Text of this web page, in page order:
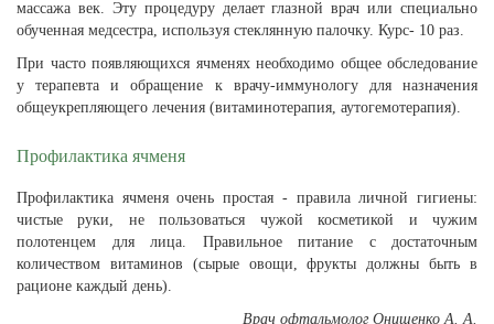
массажа век. Эту процедуру делает глазной врач или специально
обученная медсестра, используя стеклянную палочку. Курс- 10 раз.
При часто появляющихся ячменях необходимо общее обследование
у терапевта и обращение к врачу-иммунологу для назначения
общеукрепляющего лечения (витаминотерапия, аутогемотерапия).
Профилактика ячменя
Профилактика ячменя очень простая - правила личной гигиены:
чистые руки, не пользоваться чужой косметикой и чужим
полотенцем для лица. Правильное питание с достаточным
количеством витаминов (сырые овощи, фрукты должны быть в
рационе каждый день).
Врач офтальмолог Онищенко А. А.